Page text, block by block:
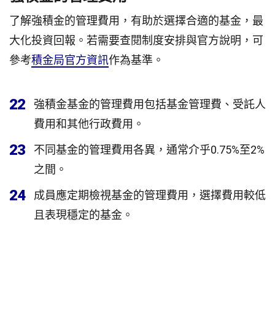
了解強積金的管理費用，有助於選擇合適的基金，最
大化投資回報。若需要查閱制度安排與官方說明，可
參考積金局官方資訊作為基準。
22
強積金基金的管理費用包括基金管理費、受託人
費用和其他行政費用。
23
不同基金的管理費用各異，通常介乎0.75%至2%
之間。
24
成員應定期檢視基金的管理費用，選擇費用較低
且表現穩定的基金。